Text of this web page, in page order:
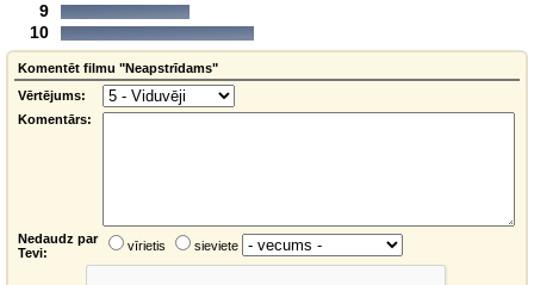
9
10
Komentēt filmu "Neapstrīdams"
Vērtējums:
Komentārs:
Nedaudz par
Tevi:
vīrietis sieviete